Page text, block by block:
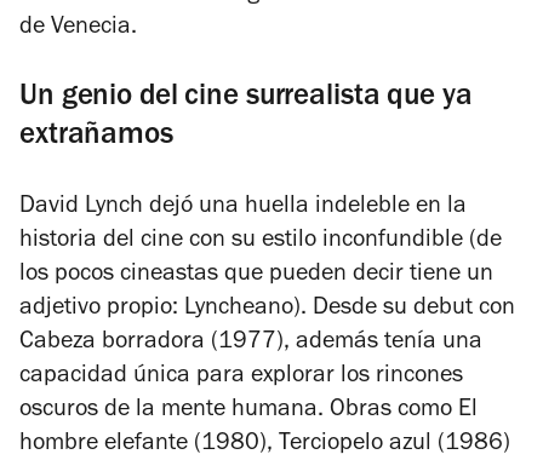
de Venecia.
Un genio del cine surrealista que ya
extrañamos
David Lynch dejó una huella indeleble en la
historia del cine con su estilo inconfundible (de
los pocos cineastas que pueden decir tiene un
adjetivo propio: Lyncheano). Desde su debut con
Cabeza borradora (1977), además tenía una
capacidad única para explorar los rincones
oscuros de la mente humana. Obras como El
hombre elefante (1980), Terciopelo azul (1986)